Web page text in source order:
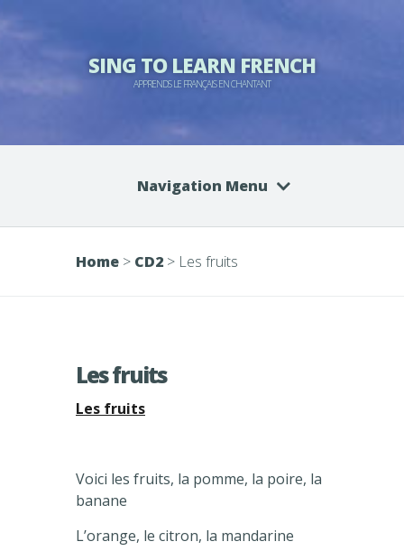
SING TO LEARN FRENCH
APPRENDS LE FRANÇAIS EN CHANTANT
Navigation Menu
Home > CD2 > Les fruits
Les fruits
Les fruits
Voici les fruits, la pomme, la poire, la
banane
L’orange, le citron, la mandarine